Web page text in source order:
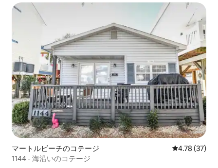
マートルビーチのコテージ レビュー37
4.78 (37)
1144 - 海沿いのコテージ